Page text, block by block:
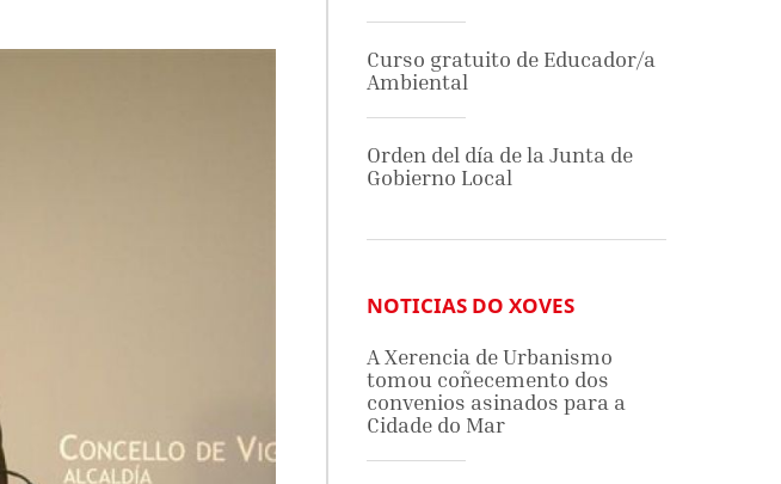
Curso gratuito de Educador/a
Ambiental
Orden del día de la Junta de
Gobierno Local
NOTICIAS DO XOVES
A Xerencia de Urbanismo
tomou coñecemento dos
convenios asinados para a
Cidade do Mar